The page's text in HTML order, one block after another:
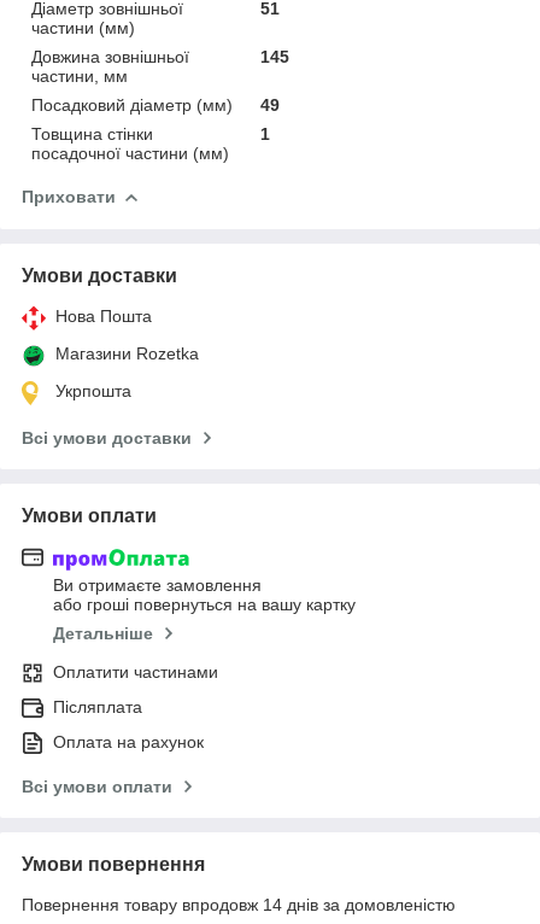
Діаметр зовнішньої
частини (мм)
51
Довжина зовнішньої
частини, мм
145
Посадковий діаметр (мм)
49
Товщина стінки
посадочної частини (мм)
1
Приховати
Умови доставки
Нова Пошта
Магазини Rozetka
Укрпошта
Всі умови доставки
Умови оплати
Ви отримаєте замовлення
або гроші повернуться на вашу картку
Детальніше
Оплатити частинами
Післяплата
Оплата на рахунок
Всі умови оплати
Умови повернення
Повернення товару впродовж 14 днів за домовленістю